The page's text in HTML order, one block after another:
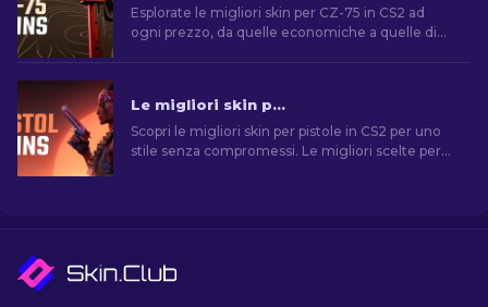
Esplorate le migliori skin per CZ-75 in CS2 ad
ogni prezzo, da quelle economiche a quelle di
Le migliori skin per pistola in CS2 [2026]
Scopri le migliori skin per pistole in CS2 per uno
stile senza compromessi. Le migliori scelte per